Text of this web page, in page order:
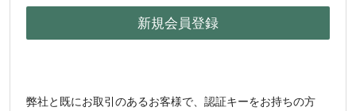
弊社と既にお取引のあるお客様で、認証キーをお持ちの方